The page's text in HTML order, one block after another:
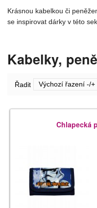
Obchodní podmínky
Krásnou kabelkou či
se inspirovat dárky v této
Kabelky,
Řadit Výchozí řazení -/+
Chlapecká